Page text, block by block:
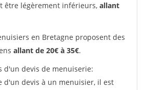
être légèrement inférieurs, allant
en Bretagne proposent des
allant de 20€ à 35€.
d'un devis de menuiserie:
d'un devis à un menuisier, il est